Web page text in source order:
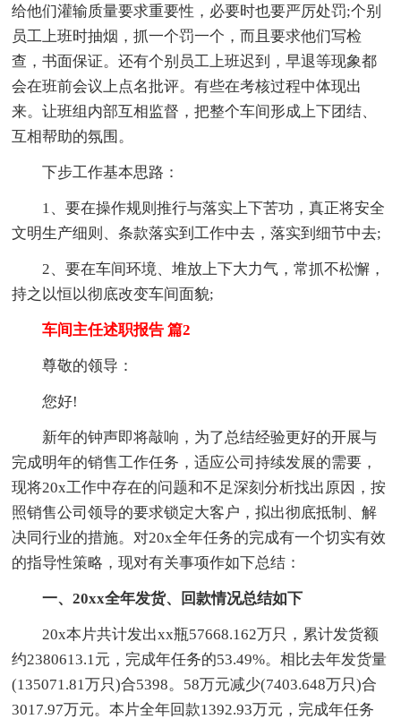
给他们灌输质量要求重要性，必要时也要严厉处罚;个别
员工上班时抽烟，抓一个罚一个，而且要求他们写检
查，书面保证。还有个别员工上班迟到，早退等现象都
会在班前会议上点名批评。有些在考核过程中体现出
来。让班组内部互相监督，把整个车间形成上下团结、
互相帮助的氛围。
下步工作基本思路：
1、要在操作规则推行与落实上下苦功，真正将安全
文明生产细则、条款落实到工作中去，落实到细节中去;
2、要在车间环境、堆放上下大力气，常抓不松懈，
持之以恒以彻底改变车间面貌;
车间主任述职报告 篇2
尊敬的领导：
您好!
新年的钟声即将敲响，为了总结经验更好的开展与
完成明年的销售工作任务，适应公司持续发展的需要，
现将20x工作中存在的问题和不足深刻分析找出原因，按
照销售公司领导的要求锁定大客户，拟出彻底抵制、解
决同行业的措施。对20x全年任务的完成有一个切实有效
的指导性策略，现对有关事项作如下总结：
一、20xx全年发货、回款情况总结如下
20x本片共计发出xx瓶57668.162万只，累计发货额
约2380613.1元，完成年任务的53.49%。相比去年发货量
(135071.81万只)合5398。58万元减少(7403.648万只)合
3017.97万元。本片全年回款1392.93万元，完成年任务